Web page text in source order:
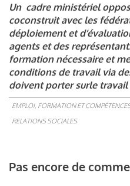
Un cadre ministériel
coconstruit avec les
déploiement et
agents et des
formation nécessaire et
conditions de travail via
doivent porter surle travail
EMPLOI, FORMATION ET
RELATIONS SOCIALES
Pas encore de